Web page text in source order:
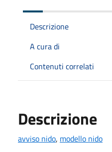
Descrizione
A cura di
Contenuti correlati
Descrizione
avviso nido, modello nido